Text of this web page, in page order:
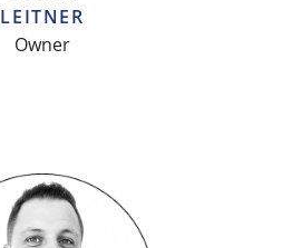
LEITNER
Owner